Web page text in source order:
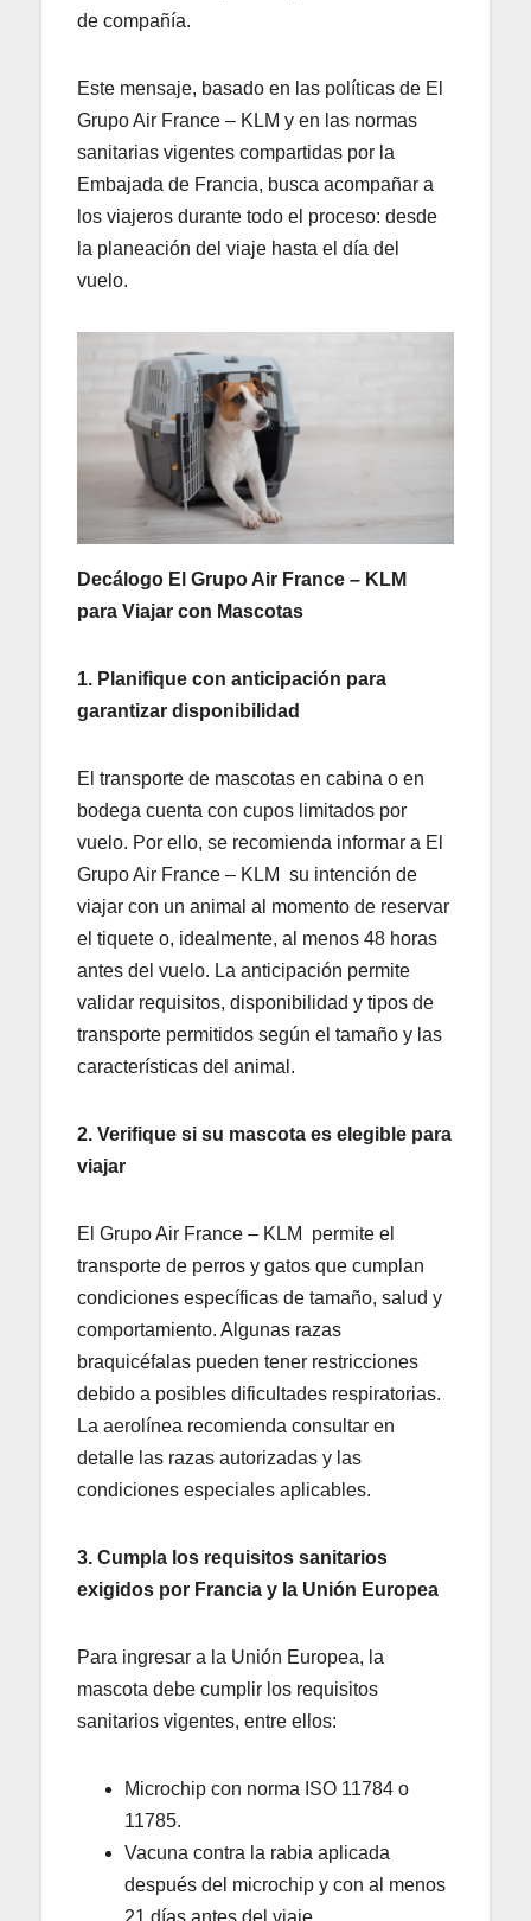
de compañía.
Este mensaje, basado en las políticas de El
Grupo Air France – KLM y en las normas
sanitarias vigentes compartidas por la
Embajada de Francia, busca acompañar a
los viajeros durante todo el proceso: desde
la planeación del viaje hasta el día del
vuelo.
Decálogo El Grupo Air France – KLM
para Viajar con Mascotas
1. Planifique con anticipación para
garantizar disponibilidad
El transporte de mascotas en cabina o en
bodega cuenta con cupos limitados por
vuelo. Por ello, se recomienda informar a El
Grupo Air France – KLM su intención de
viajar con un animal al momento de reservar
el tiquete o, idealmente, al menos 48 horas
antes del vuelo. La anticipación permite
validar requisitos, disponibilidad y tipos de
transporte permitidos según el tamaño y las
características del animal.
2. Verifique si su mascota es elegible para
viajar
El Grupo Air France – KLM permite el
transporte de perros y gatos que cumplan
condiciones específicas de tamaño, salud y
comportamiento. Algunas razas
braquicéfalas pueden tener restricciones
debido a posibles dificultades respiratorias.
La aerolínea recomienda consultar en
detalle las razas autorizadas y las
condiciones especiales aplicables.
3. Cumpla los requisitos sanitarios
exigidos por Francia y la Unión Europea
Para ingresar a la Unión Europea, la
mascota debe cumplir los requisitos
sanitarios vigentes, entre ellos:
Microchip con norma ISO 11784 o
11785.
Vacuna contra la rabia aplicada
después del microchip y con al menos
21 días antes del viaje.